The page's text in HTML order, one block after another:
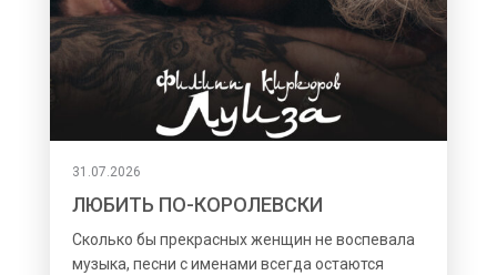
31.07.2026
ЛЮБИТЬ ПО-КОРОЛЕВСКИ
Сколько бы прекрасных женщин не воспевала
музыка, песни с именами всегда остаются